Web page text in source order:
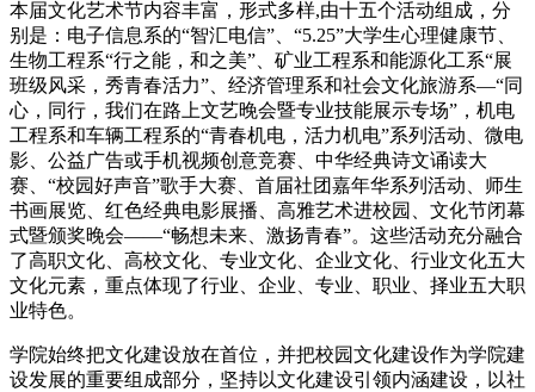
本届文化艺术节内容丰富，形式多样,由十五个活动组成，分
别是：电子信息系的“智汇电信”、“5.25”大学生心理健康节、
生物工程系“行之能，和之美”、矿业工程系和能源化工系“展
班级风采，秀青春活力”、经济管理系和社会文化旅游系—“同
心，同行，我们在路上文艺晚会暨专业技能展示专场”，机电
工程系和车辆工程系的“青春机电，活力机电”系列活动、微电
影、公益广告或手机视频创意竞赛、中华经典诗文诵读大
赛、“校园好声音”歌手大赛、首届社团嘉年华系列活动、师生
书画展览、红色经典电影展播、高雅艺术进校园、文化节闭幕
式暨颁奖晚会——“畅想未来、激扬青春”。这些活动充分融合
了高职文化、高校文化、专业文化、企业文化、行业文化五大
文化元素，重点体现了行业、企业、专业、职业、择业五大职
业特色。
学院始终把文化建设放在首位，并把校园文化建设作为学院建
设发展的重要组成部分，坚持以文化建设引领内涵建设，以社